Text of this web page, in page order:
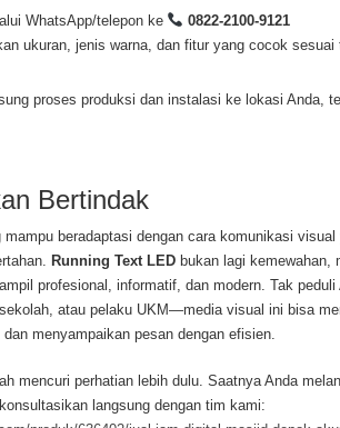
WhatsApp/telepon ke
0822-2100-9121
ukuran, jenis warna, dan fitur yang cocok sesuai
proses produksi dan instalasi ke lokasi Anda,
Bertindak
beradaptasi dengan cara komunikasi visual
Running Text LEDbukan lagi kemewahan,
profesional, informatif, dan modern. Tak peduli
atau pelaku UKM—media visual ini bisa
menyampaikan pesan dengan efisien.
mencuri perhatian lebih dulu. Saatnya Anda
langsung dengan tim kami: